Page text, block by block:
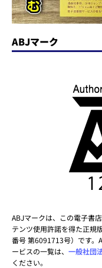
ABJマーク
ABJマークは、この電子書
テンツ使用許諾を得た正規
番号 第6091713号）です。
ービスの一覧は、 一般社団
ください。